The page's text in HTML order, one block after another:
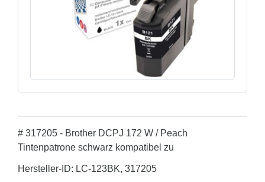
# 317205 - Brother DCPJ 172 W / Peach
Tintenpatrone schwarz kompatibel zu
Hersteller-ID: LC-123BK, 317205